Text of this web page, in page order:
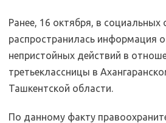
Ранее, 16 октября, в социальных
распространилась информация
непристойных действий в
третьеклассницы в
Ташкентской области.
По данному факту